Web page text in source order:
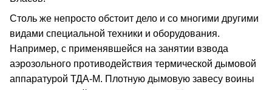
Столь же непросто обстоит дело и со многими другими
видами специальной техники и оборудования.
Например, с применявшейся на занятии взвода
аэрозольного противодействия термической дымовой
аппаратурой ТДА-М. Плотную дымовую завесу воины